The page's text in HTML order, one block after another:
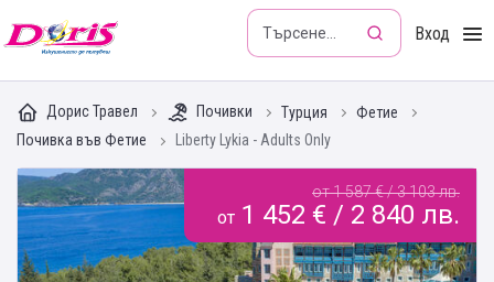
Doris - Изкушението да пътуваш Вход
Дорис Травел Почивки Турция
Фетие
Почивка във Фетие
Liberty Lykia - Adults Only
от 1 587 € / 3 103 лв.
от 1 452 € / 2 840 лв.